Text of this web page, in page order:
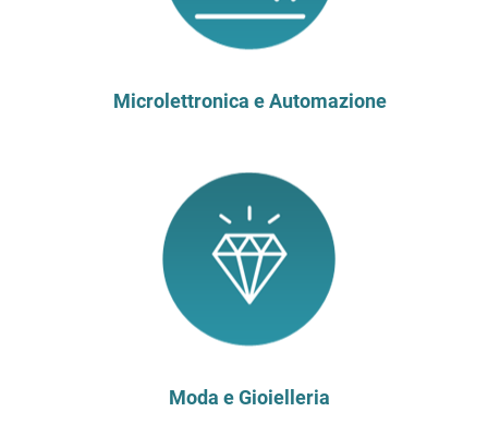
Microlettronica e Automazione
Moda e Gioielleria